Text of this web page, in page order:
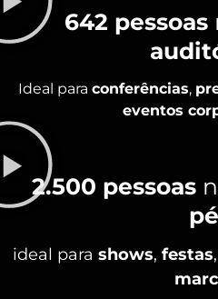
642 pessoas
Ideal para conferências,
eventos
2.500 pessoas
pé
ideal para shows, festas,